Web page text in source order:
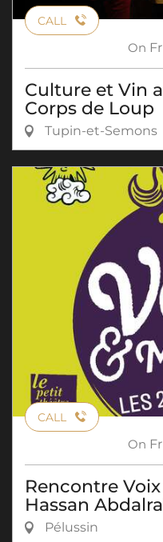
CALL
On
Culture et Vin
Corps de Loup
Tupin-et-Semons
CALL
On
Rencontre
Hassan
Pélussin